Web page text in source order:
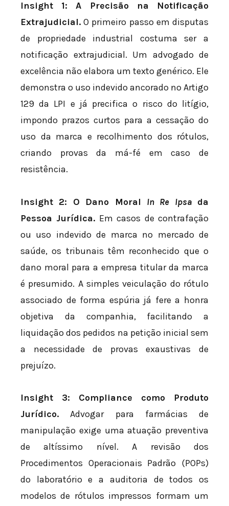
Insight 1: A Precisão na Notificação
Extrajudicial. O primeiro passo em disputas
de propriedade industrial costuma ser a
notificação extrajudicial. Um advogado de
excelência não elabora um texto genérico. Ele
demonstra o uso indevido ancorado no Artigo
129 da LPI e já precifica o risco do litígio,
impondo prazos curtos para a cessação do
uso da marca e recolhimento dos rótulos,
criando provas da má-fé em caso de
resistência.
Insight 2: O Dano Moral In Re Ipsada
Pessoa Jurídica. Em casos de contrafação
ou uso indevido de marca no mercado de
saúde, os tribunais têm reconhecido que o
dano moral para a empresa titular da marca
é presumido. A simples veiculação do rótulo
associado de forma espúria já fere a honra
objetiva da companhia, facilitando a
liquidação dos pedidos na petição inicial sem
a necessidade de provas exaustivas de
prejuízo.
Insight 3: Compliance como Produto
Jurídico. Advogar para farmácias de
manipulação exige uma atuação preventiva
de altíssimo nível. A revisão dos
Procedimentos Operacionais Padrão (POPs)
do laboratório e a auditoria de todos os
modelos de rótulos impressos formam um